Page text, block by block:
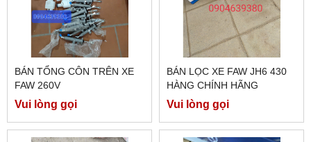
BÁN TỔNG CÔN TRÊN XE
FAW 260V
Vui lòng gọi
BÁN LỌC XE FAW JH6 430
HÀNG CHÍNH HÃNG
Vui lòng gọi